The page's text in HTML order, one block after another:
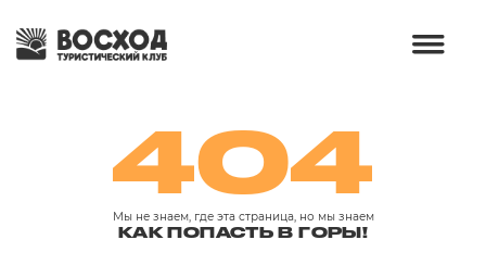
404
Мы не знаем, где эта страница, но мы знаем
КАК ПОПАСТЬ В ГОРЫ!